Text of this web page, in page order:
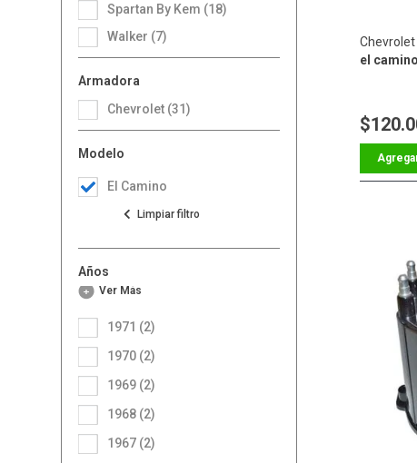
Spartan By Kem (18)
Walker (7)
Armadora
Chevrolet (31)
Modelo
El Camino
Años
1967 (2)
1968 (2)
1969 (2)
1970 (2)
1971 (2)
Ver Más
Chevrolet
el